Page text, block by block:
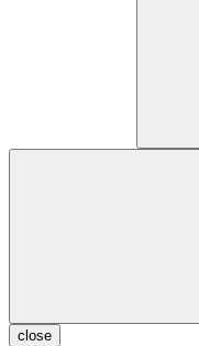
close